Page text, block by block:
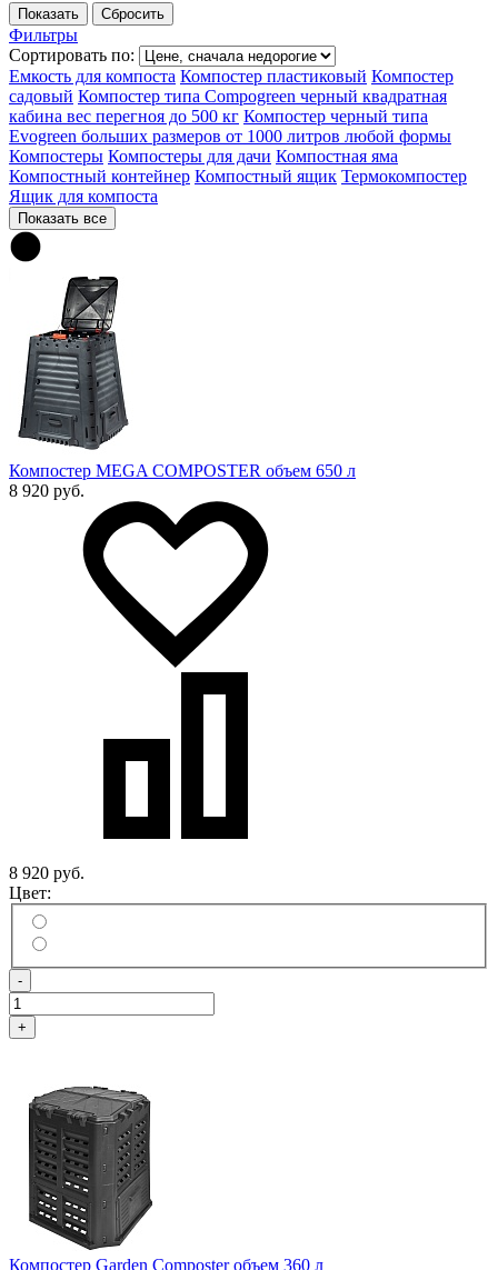
Фильтры
Сортировать по:
Емкость для компоста Компостер пластиковый Компостер
садовый Компостер типа Compogreen черный квадратная
кабина вес перегноя до 500 кг Компостер черный типа
Evogreen больших размеров от 1000 литров любой формы
Компостеры Компостеры для дачи Компостная яма
Компостный контейнер Компостный ящик Термокомпостер
Ящик для компоста
Показать все
Компостер MEGA COMPOSTER объем 650 л
8 920 руб.
8 920 руб.
Цвет:
-
+
Компостер Garden Composter объем 360 л